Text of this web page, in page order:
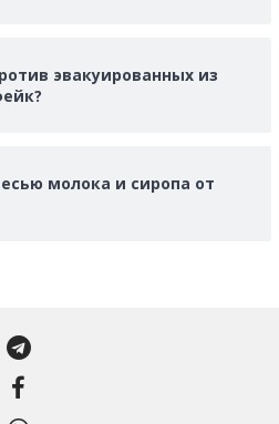
эвакуированных из
молока и сиропа от
Telegram
Facebook